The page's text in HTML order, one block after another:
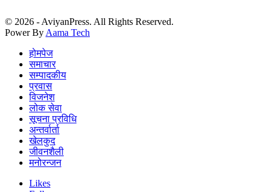
© 2026 - AviyanPress. All Rights Reserved.
Power By Aama Tech
होमपेज
समाचार
सम्पादकीय
प्रवास
विजनेश
लोक सेवा
सूचना प्रविधि
अन्तर्वार्ता
खेलकुद
जीवनशैली
मनोरन्जन
Likes